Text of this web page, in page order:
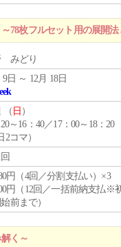
枚フルセット用の展開法
みどり
9日 ～ 12月 18日
（ 日 ）
～16：40／17：00～18：20
2コマ）
円（4回／分割支払い）×3
円（12回／一括前納支払※
前まで）
く～